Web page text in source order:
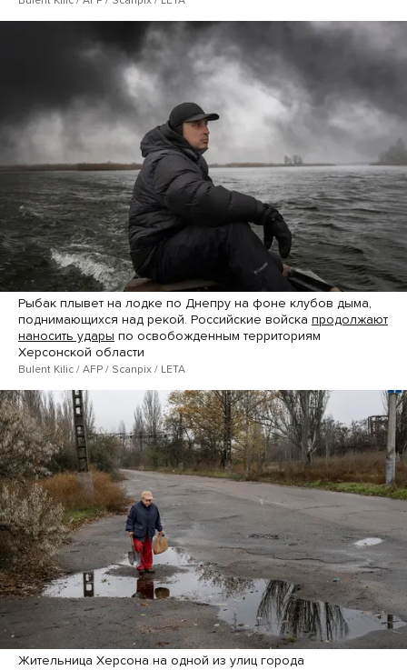
Рыбак плывет на лодке по Днепру на фоне клубов дыма,
поднимающихся над рекой. Российские войска продолжают
наносить удары по освобожденным территориям
Херсонской области
Bulent Kilic / AFP / Scanpix / LETA
Жительница Херсона на одной из улиц города